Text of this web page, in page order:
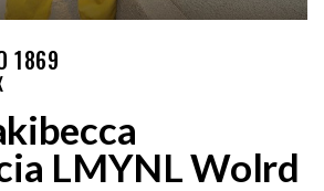
1869
LMYNL Wolrd